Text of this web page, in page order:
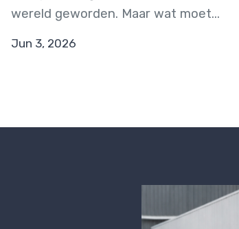
wereld geworden. Maar wat moet...
Jun 3, 2026